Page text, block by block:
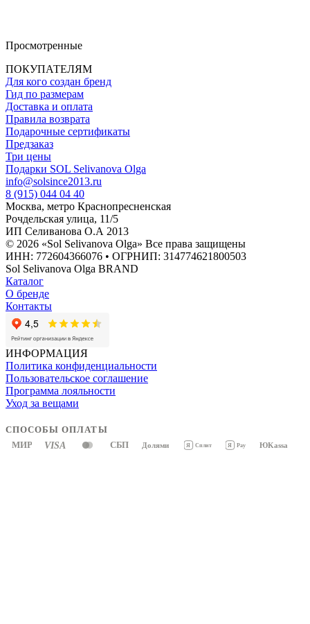
Просмотренные
ПОКУПАТЕЛЯМ
Для кого создан бренд
Гид по размерам
Доставка и оплата
Правила возврата
Подарочные сертификаты
Предзаказ
Три цены
Подарки SOL Selivanova Olga
info@solsince2013.ru
8 (915) 044 04 40
Москва, метро Краснопресненская
Рочдельская улица, 11/5
ИП Селиванова О.А 2013
© 2026 «Sol Selivanova Olga» Все права защищены
ИНН: 772604366076 • ОГРНИП: 314774621800503
Sol Selivanova Olga BRAND
Каталог
О бренде
Контакты
ИНФОРМАЦИЯ
Политика конфиденциальности
Пользовательское соглашение
Программа лояльности
Уход за вещами
СПОСОБЫ ОПЛАТЫ
МИР VISA СБП Долями Я Сплит Я Pay ЮKassa